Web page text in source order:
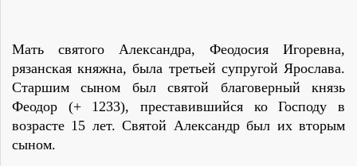
Мать святого Александра, Феодосия Игоревна,
рязанская княжна, была третьей супругой Ярослава.
Старшим сыном был святой благоверный князь
Феодор (+ 1233), преставившийся ко Господу в
возрасте 15 лет. Святой Александр был их вторым
сыном.